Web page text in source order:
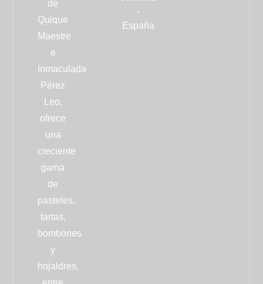
de
Quique
Maestre
e
Inmaculada
Pérez
Leo,
ofrece
una
creciente
gama
de
pasteles,
tartas,
bombones
y
hojaldres,
-
España